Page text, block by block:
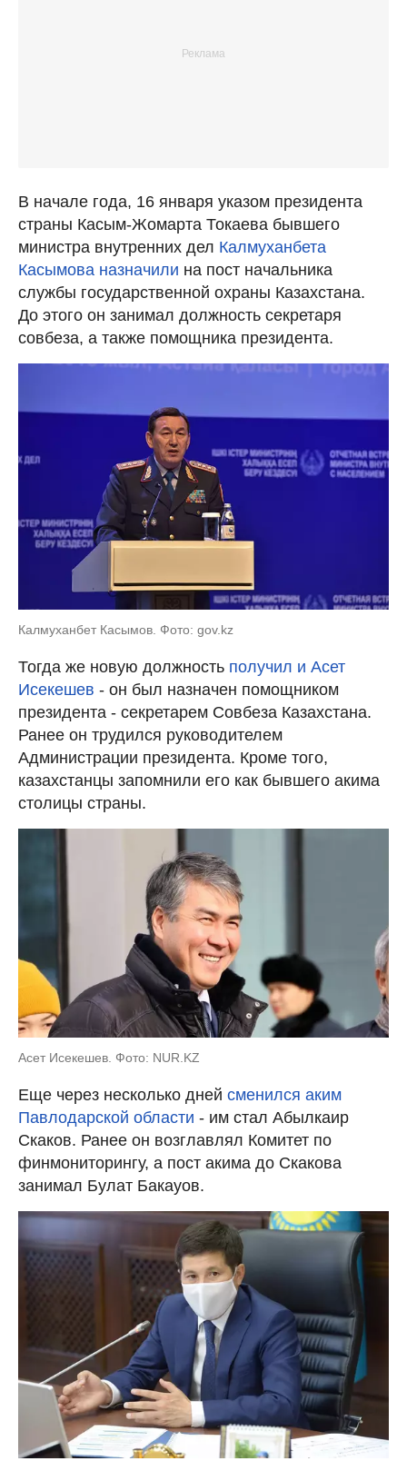
В начале года, 16 января указом президента
страны Касым-Жомарта Токаева бывшего
министра внутренних дел Калмуханбета
Касымова назначили на пост начальника
службы государственной охраны Казахстана.
До этого он занимал должность секретаря
совбеза, а также помощника президента.
Калмуханбет Касымов. Фото: gov.kz
Тогда же новую должность получил и Асет
Исекешев - он был назначен помощником
президента - секретарем Совбеза Казахстана.
Ранее он трудился руководителем
Администрации президента. Кроме того,
казахстанцы запомнили его как бывшего акима
столицы страны.
Асет Исекешев. Фото: NUR.KZ
Еще через несколько дней сменился аким
Павлодарской области - им стал Абылкаир
Скаков. Ранее он возглавлял Комитет по
финмониторингу, а пост акима до Скакова
занимал Булат Бакауов.